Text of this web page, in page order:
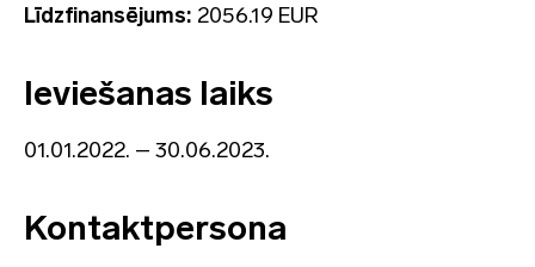
Līdzfinansējums: 2056.19 EUR
Ieviešanas laiks
01.01.2022. – 30.06.2023.
Kontaktpersona